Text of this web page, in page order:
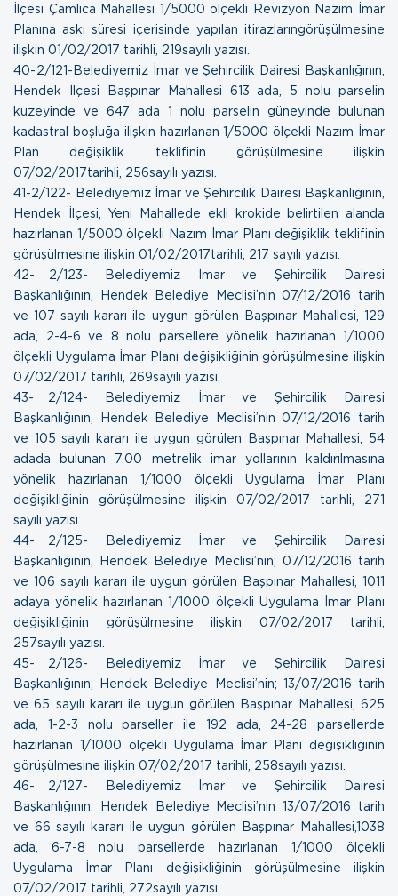
İlçesi Çamlıca Mahallesi 1/5000 ölçekli Revizyon Nazım İmar
Planına askı süresi içerisinde yapılan itirazlarıngörüşülmesine
ilişkin 01/02/2017 tarihli, 219sayılı yazısı.
40- 2/121-Belediyemiz İmar ve Şehircilik Dairesi Başkanlığının,
Hendek İlçesi Başpınar Mahallesi 613 ada, 5 nolu parselin
kuzeyinde ve 647 ada 1 nolu parselin güneyinde bulunan
kadastral boşluğa ilişkin hazırlanan 1/5000 ölçekli Nazım İmar
Plan değişiklik teklifinin görüşülmesine ilişkin
07/02/2017tarihli, 256sayılı yazısı.
41- 2/122- Belediyemiz İmar ve Şehircilik Dairesi Başkanlığının,
Hendek İlçesi, Yeni Mahallede ekli krokide belirtilen alanda
hazırlanan 1/5000 ölçekli Nazım İmar Planı değişiklik teklifinin
görüşülmesine ilişkin 01/02/2017tarihli, 217 sayılı yazısı.
42- 2/123- Belediyemiz İmar ve Şehircilik Dairesi
Başkanlığının, Hendek Belediye Meclisi’nin 07/12/2016 tarih
ve 107 sayılı kararı ile uygun görülen Başpınar Mahallesi, 129
ada, 2-4-6 ve 8 nolu parsellere yönelik hazırlanan 1/1000
ölçekli Uygulama İmar Planı değişikliğinin görüşülmesine ilişkin
07/02/2017 tarihli, 269sayılı yazısı.
43- 2/124- Belediyemiz İmar ve Şehircilik Dairesi
Başkanlığının, Hendek Belediye Meclisi’nin 07/12/2016 tarih
ve 105 sayılı kararı ile uygun görülen Başpınar Mahallesi, 54
adada bulunan 7.00 metrelik imar yollarının kaldırılmasına
yönelik hazırlanan 1/1000 ölçekli Uygulama İmar Planı
değişikliğinin görüşülmesine ilişkin 07/02/2017 tarihli, 271
sayılı yazısı.
44- 2/125- Belediyemiz İmar ve Şehircilik Dairesi
Başkanlığının, Hendek Belediye Meclisi’nin; 07/12/2016 tarih
ve 106 sayılı kararı ile uygun görülen Başpınar Mahallesi, 1011
adaya yönelik hazırlanan 1/1000 ölçekli Uygulama İmar Planı
değişikliğinin görüşülmesine ilişkin 07/02/2017 tarihli,
257sayılı yazısı.
45- 2/126- Belediyemiz İmar ve Şehircilik Dairesi
Başkanlığının, Hendek Belediye Meclisi’nin; 13/07/2016 tarih
ve 65 sayılı kararı ile uygun görülen Başpınar Mahallesi, 625
ada, 1-2-3 nolu parseller ile 192 ada, 24-28 parsellerde
hazırlanan 1/1000 ölçekli Uygulama İmar Planı değişikliğinin
görüşülmesine ilişkin 07/02/2017 tarihli, 258sayılı yazısı.
46- 2/127- Belediyemiz İmar ve Şehircilik Dairesi
Başkanlığının, Hendek Belediye Meclisi’nin 13/07/2016 tarih
ve 66 sayılı kararı ile uygun görülen Başpınar Mahallesi,1038
ada, 6-7-8 nolu parsellerde hazırlanan 1/1000 ölçekli
Uygulama İmar Planı değişikliğinin görüşülmesine ilişkin
07/02/2017 tarihli, 272sayılı yazısı.